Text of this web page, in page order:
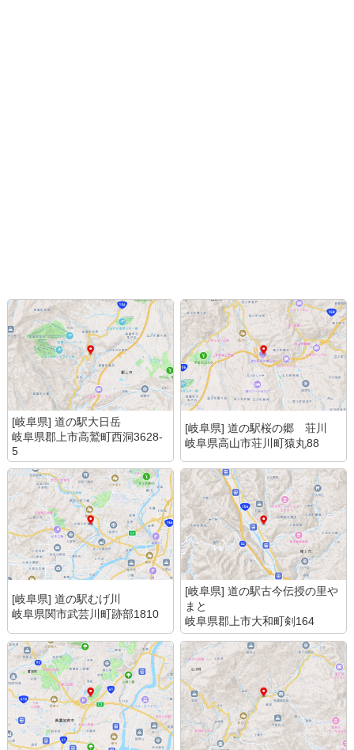
[岐阜県] 道の駅大日岳
岐阜県郡上市高鷲町西洞3628-
5
[岐阜県] 道の駅桜の郷 荘川
岐阜県高山市荘川町猿丸88
[岐阜県] 道の駅むげ川
岐阜県関市武芸川町跡部1810
[岐阜県] 道の駅古今伝授の里や
まと
岐阜県郡上市大和町剣164